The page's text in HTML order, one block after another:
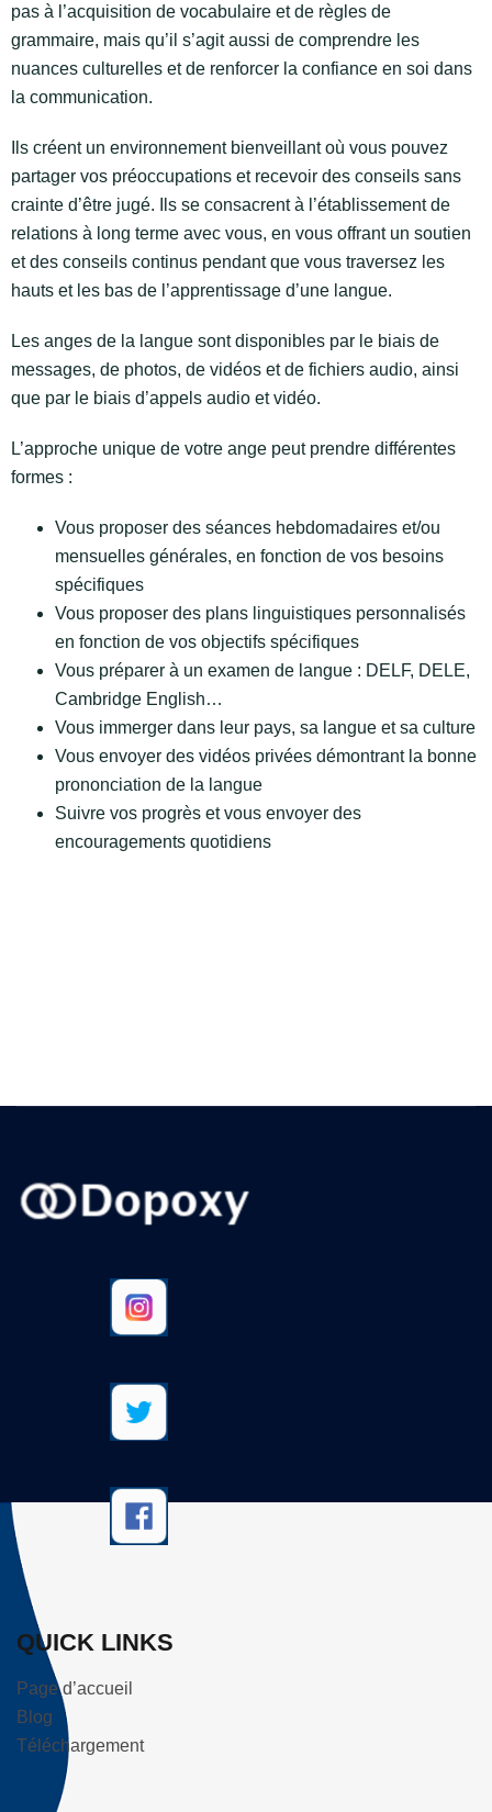
pas à l’acquisition de vocabulaire et de règles de
grammaire, mais qu’il s’agit aussi de comprendre les
nuances culturelles et de renforcer la confiance en soi dans
la communication.
Ils créent un environnement bienveillant où vous pouvez
partager vos préoccupations et recevoir des conseils sans
crainte d’être jugé. Ils se consacrent à l’établissement de
relations à long terme avec vous, en vous offrant un soutien
et des conseils continus pendant que vous traversez les
hauts et les bas de l’apprentissage d’une langue.
Les anges de la langue sont disponibles par le biais de
messages, de photos, de vidéos et de fichiers audio, ainsi
que par le biais d’appels audio et vidéo.
L’approche unique de votre ange peut prendre différentes
formes :
Vous proposer des séances hebdomadaires et/ou
mensuelles générales, en fonction de vos besoins
spécifiques
Vous proposer des plans linguistiques personnalisés
en fonction de vos objectifs spécifiques
Vous préparer à un examen de langue : DELF, DELE,
Cambridge English…
Vous immerger dans leur pays, sa langue et sa culture
Vous envoyer des vidéos privées démontrant la bonne
prononciation de la langue
Suivre vos progrès et vous envoyer des
encouragements quotidiens
QUICK LINKS
Page d’accueil
Blog
Téléchargement